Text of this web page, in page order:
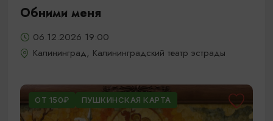
Обними меня
06.12.2026 19:00
Калининград, Калининградский театр эстрады
ОТ 150₽ ПУШКИНСКАЯ КАРТА